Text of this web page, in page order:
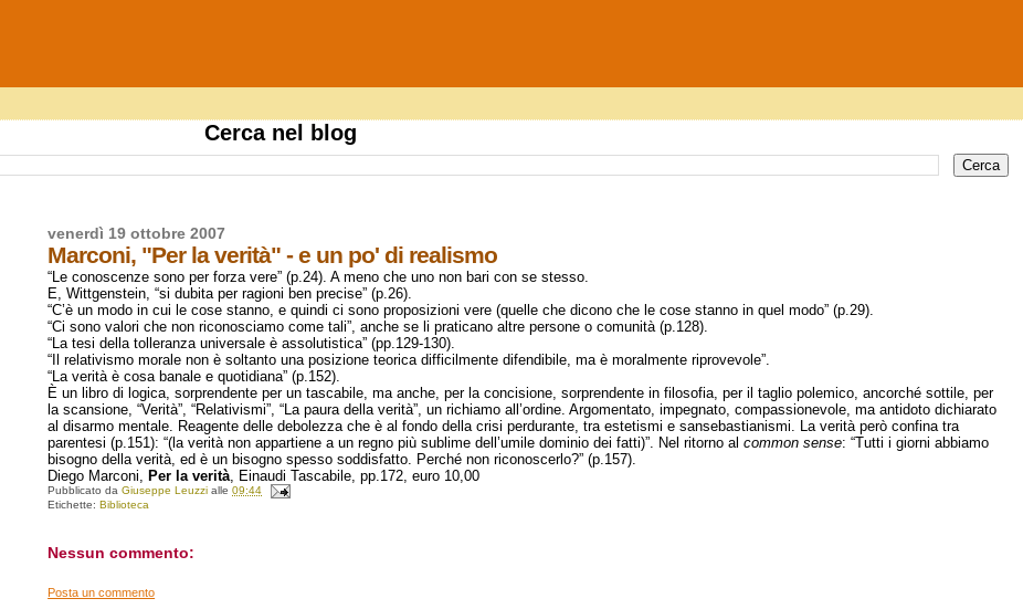
Cerca nel blog
venerdì 19 ottobre 2007
Marconi, "Per la verità" - e un po' di realismo
“Le conoscenze sono per forza vere” (p.24). A meno che uno non bari con se stesso.
E, Wittgenstein, “si dubita per ragioni ben precise” (p.26).
“C’è un modo in cui le cose stanno, e quindi ci sono proposizioni vere (quelle che dicono che le cose stanno in quel modo” (p.29).
“Ci sono valori che non riconosciamo come tali”, anche se li praticano altre persone o comunità (p.128).
“La tesi della tolleranza universale è assolutistica” (pp.129-130).
“Il relativismo morale non è soltanto una posizione teorica difficilmente difendibile, ma è moralmente riprovevole”.
“La verità è cosa banale e quotidiana” (p.152).
È un libro di logica, sorprendente per un tascabile, ma anche, per la concisione, sorprendente in filosofia, per il taglio polemico, ancorché sottile, per
la scansione, “Verità”, “Relativismi”, “La paura della verità”, un richiamo all’ordine. Argomentato, impegnato, compassionevole, ma antidoto dichiarato
al disarmo mentale. Reagente delle debolezza che è al fondo della crisi perdurante, tra estetismi e sansebastianismi. La verità però confina tra
parentesi (p.151): “(la verità non appartiene a un regno più sublime dell’umile dominio dei fatti)”. Nel ritorno alcommon sense: “Tutti i giorni abbiamo
bisogno della verità, ed è un bisogno spesso soddisfatto. Perché non riconoscerlo?” (p.157).
Diego Marconi,Per la verità , Einaudi Tascabile, pp.172, euro 10,00
Pubblicato daGiuseppe Leuzzi alle09:44
Etichette:Biblioteca
Nessun commento:
Posta un commento